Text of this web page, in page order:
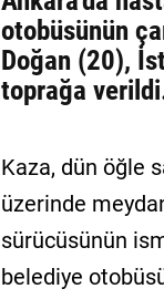
otobüsünün
Doğan (20),
toprağa
Kaza, dün öğle
üzerinde
sürücüsünün
belediye